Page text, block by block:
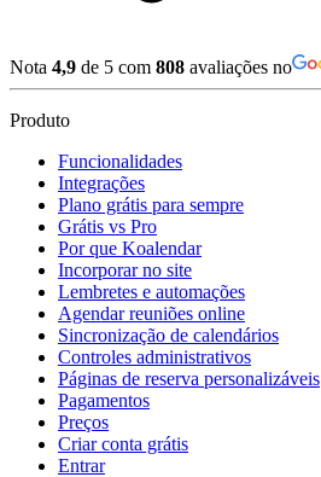
Nota 4,9 de 5 com 808 avaliações no
Produto
Funcionalidades
Integrações
Plano grátis para sempre
Grátis vs Pro
Por que Koalendar
Incorporar no site
Lembretes e automações
Agendar reuniões online
Sincronização de calendários
Controles administrativos
Páginas de reserva personalizáveis
Pagamentos
Preços
Criar conta grátis
Entrar